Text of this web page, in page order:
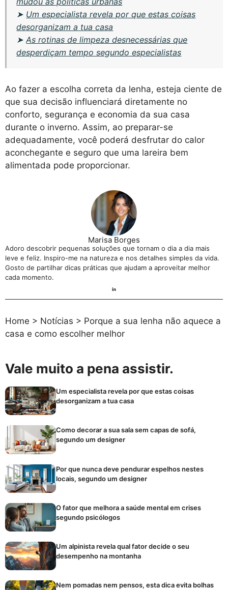
➤ Um especialista revela por que estas coisas
desorganizam a tua casa
➤As rotinas de limpeza desnecessárias que
desperdiçam tempo segundo especialistas
Ao fazer a escolha correta da lenha, esteja ciente de
que sua decisão influenciará diretamente no
conforto, segurança e economia da sua casa
durante o inverno. Assim, ao preparar-se
adequadamente, você poderá desfrutar do calor
aconchegante e seguro que uma lareira bem
alimentada pode proporcionar.
Marisa Borges
Adoro descobrir pequenas soluções que tornam o dia a dia mais
leve e feliz. Inspiro-me na natureza e nos detalhes simples da vida.
Gosto de partilhar dicas práticas que ajudam a aproveitar melhor
cada momento.
Home > Notícias > Porque a sua lenha não aquece a
casa e como escolher melhor
Vale muito a pena assistir.
Um especialista revela por que estas coisas
desorganizam a tua casa
Como decorar a sua sala sem capas de sofá,
segundo um designer
Por que nunca deve pendurar espelhos nestes
locais, segundo um designer
O fator que melhora a saúde mental em crises
segundo psicólogos
Um alpinista revela qual fator decide o seu
desempenho na montanha
Nem pomadas nem pensos, esta dica evita bolhas